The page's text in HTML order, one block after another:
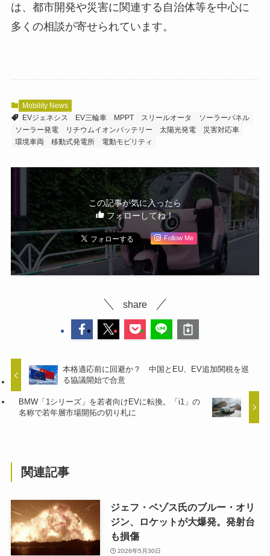
は、都市開発や災害に関連する自治体等を中心に
多くの相談が寄せられています。
Mobility News
EVジェネシス
EV三輪車 MPPT スリールオータ
ソーラーパネル
ソーラー発電
リチウムイオンバッテリー 太陽光発電
災害対応車
環境車両
移動式発電所 電動モビリティ
この記事が気に入ったら
フォローしてね！
Follow Me
share
本格適応前に回避か？ 中国とEU、EV追加関税を巡
る協議開始で合意
BMW「1シリーズ」を若者向けEVに転換。「i1」の
名称で若年層市場開拓の切り札に
関連記事
ジェフ・ベゾス氏のブルー・オリ
ジン、ロケットが大爆発。発射台
も損傷
2026年5月30日